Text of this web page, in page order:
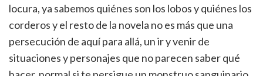
locura, ya sabemos quiénes son los lobos y quiénes los
corderos y el resto de la novela no es más que una
persecución de aquí para allá, un ir y venir de
situaciones y personajes que no parecen saber qué